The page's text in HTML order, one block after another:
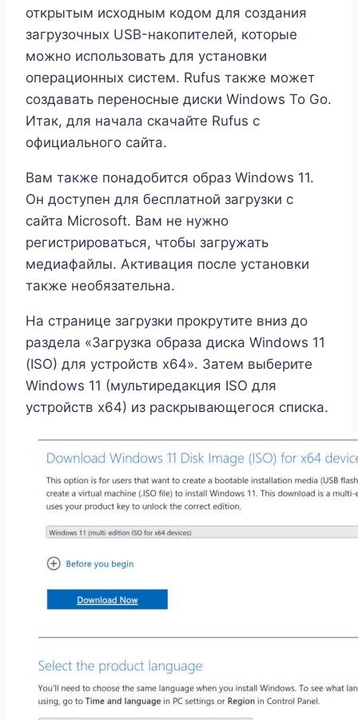
открытым исходным кодом для создания
загрузочных USB-накопителей, которые
можно использовать для установки
операционных систем. Rufus также может
создавать переносные диски Windows To Go.
Итак, для начала скачайте Rufus с
официального сайта.
Вам также понадобится образ Windows 11.
Он доступен для бесплатной загрузки с
сайта Microsoft. Вам не нужно
регистрироваться, чтобы загружать
медиафайлы. Активация после установки
также необязательна.
На странице загрузки прокрутите вниз до
раздела «Загрузка образа диска Windows 11
(ISO) для устройств x64». Затем выберите
Windows 11 (мультиредакция ISO для
устройств x64) из раскрывающегося списка.